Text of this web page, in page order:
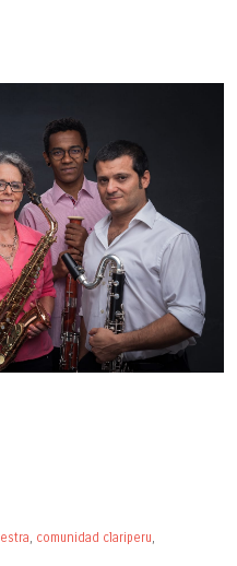
, comunidad clariperu,